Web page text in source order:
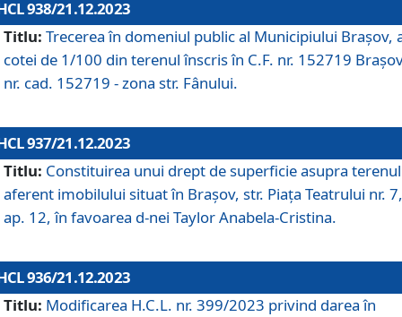
938/21.12.2023
Titlu: Trecerea în domeniul public al Municipiului Braşov,
cotei de 1/100 din terenul înscris în C.F. nr. 152719
nr. cad. 152719 - zona str. Fânului.
937/21.12.2023
Titlu: Constituirea unui drept de superficie asupra
aferent imobilului situat în Brașov, str. Piața Teatrului nr. 7,
ap. 12, în favoarea d-nei Taylor Anabela-Cristina.
936/21.12.2023
Titlu: Modificarea H.C.L. nr. 399/2023 privind darea în